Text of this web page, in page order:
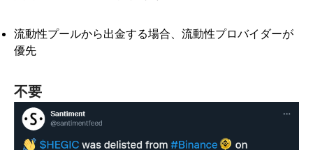
流動性プールから出金する場合、流動性プロバイダーが
優先
不要